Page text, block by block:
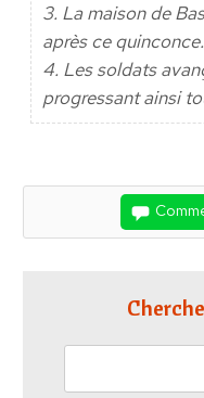
3. La maison de
après ce quinconce.
4. Les soldats
progressant ainsi